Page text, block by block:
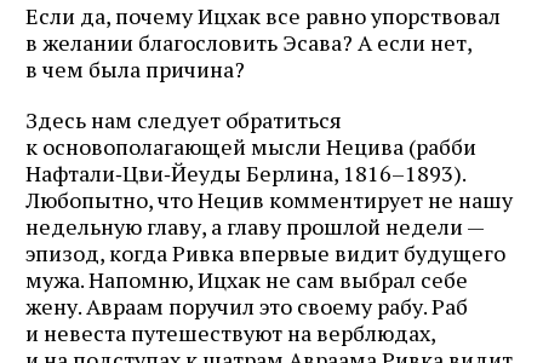
Если да, почему Ицхак все равно упорствовал
в желании благословить Эсава? А если нет,
в чем была причина?
Здесь нам следует обратиться
к основополагающей мысли Нецива (рабби
Нафтали‑Цви‑Йеуды Берлина, 1816–1893).
Любопытно, что Нецив комментирует не нашу
недельную главу, а главу прошлой недели —
эпизод, когда Ривка впервые видит будущего
мужа. Напомню, Ицхак не сам выбрал себе
жену. Авраам поручил это своему рабу. Раб
и невеста путешествуют на верблюдах,